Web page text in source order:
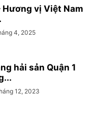
Hương vị Việt Nam
4, 2025
hải sản Quận 1
12, 2023